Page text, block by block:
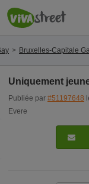
Bruxelles-Capitale
Uniquement
Publiée par #51197648
Evere